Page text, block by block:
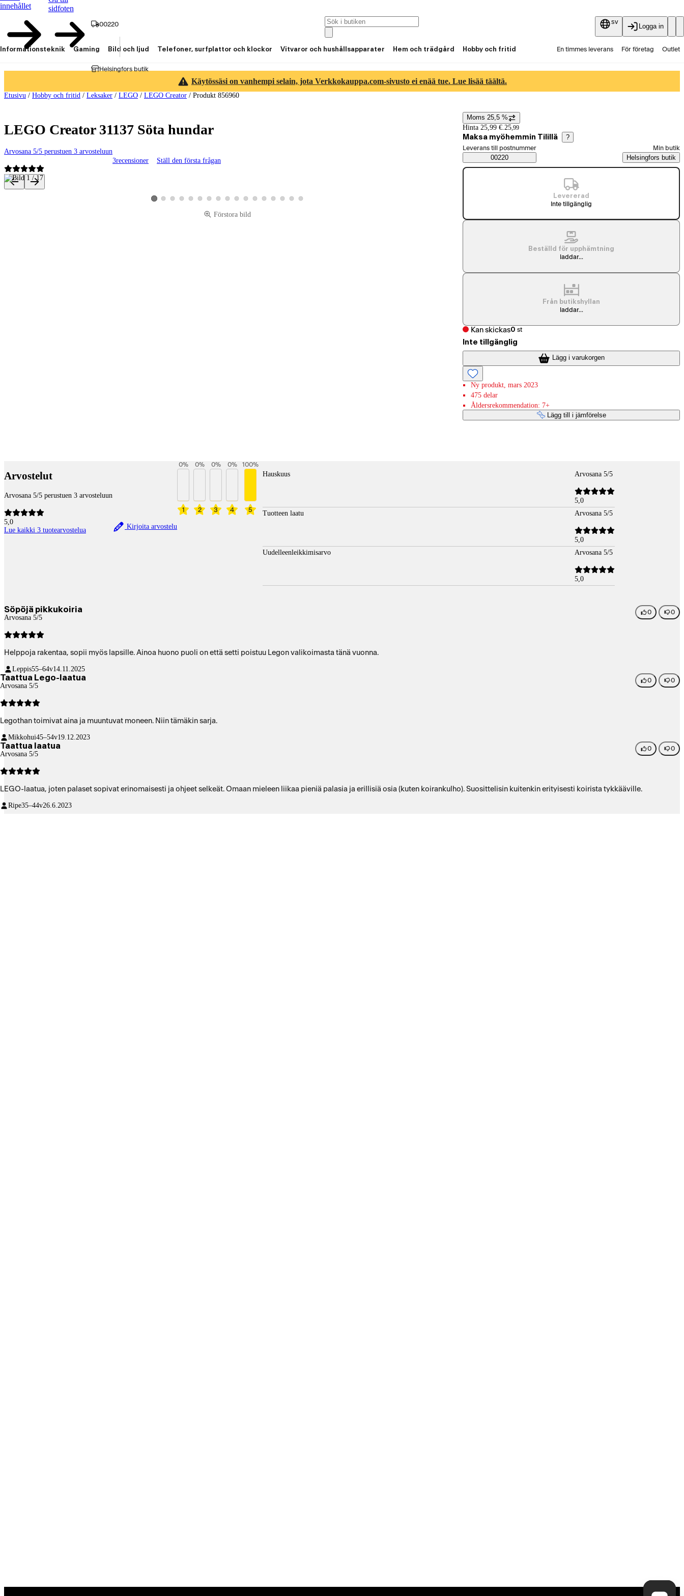
innehållet
sidfoten
00220
Helsingfors butik
sv
Logga in
Informationsteknik Gaming Bild och ljud Telefoner, surfplattor och klockor Vitvaror och hushållsapparater Hem och trädgård Hobby och fritid En timmes leverans För företag Outlet
Käytössäsi on vanhempi selain, jota Verkkokauppa.com-sivusto ei enää tue. Lue lisää täältä.
Etusivu / Hobby och fritid / Leksaker / LEGO / LEGO Creator / Produkt 856960
LEGO Creator 31137 Söta hundar
Arvosana 5/5 perustuen 3 arvosteluun
3recensioner Ställ den första frågan
Produktbilder och videor
Visa produktbild 1
Visa produktbild 2
Visa produktbild 3
Visa produktbild 4
Visa produktbild 5
Visa produktbild 6
Visa produktbild 7
Visa produktbild 8
Visa produktbild 9
Visa produktbild 10
Visa produktbild 11
Visa produktbild 12
Visa produktbild 13
Visa produktbild 14
Visa produktbild 15
Visa produktbild 16
Visa produktbild 17
Förstora bild
Prisinformation
Moms 25,5 %
Hinta 25,99 €. 25,99
Maksa myöhemmin Tilillä ?
Saatavuustiedot
Välj beställningssätt
Leverans till postnummer
00220
Min butik
Helsingfors butik
Levererad
Inte tillgänglig
Beställd för upphämtning
laddar...
Från butikshyllan
laddar...
Kan skickas0 st
Inte tillgänglig
Lägg i varukorgen
Ny produkt, mars 2023
475 delar
Åldersrekommendation: 7+
Lägg till i jämförelse
Arvostelut
Arvosana 5/5 perustuen 3 arvosteluun
5,0
Lue kaikki 3 tuotearvostelua
Kirjoita arvostelu
1
0%
2
0%
3
0%
4
0%
5
100%
Hauskuus Arvosana 5/5
5,0
Tuotteen laatu
Arvosana 5/5
5,0
Uudelleenleikkimisarvo
Arvosana 5/5
5,0
Söpöjä pikkukoiria
Arvosana 5/5
0 0
Helppoja rakentaa, sopii myös lapsille. Ainoa huono puoli on että setti poistuu Legon valikoimasta tänä vuonna.
Leppis55–64v14.11.2025
Taattua Lego-laatua
Arvosana 5/5
0 0
Legothan toimivat aina ja muuntuvat moneen. Niin tämäkin sarja.
Mikkohui45–54v19.12.2023
Taattua laatua
Arvosana 5/5
0 0
LEGO-laatua, joten palaset sopivat erinomaisesti ja ohjeet selkeät. Omaan mieleen liikaa pieniä palasia ja erillisiä osia (kuten koirankulho). Suosittelisin kuitenkin erityisesti koirista tykkääville.
Ripe35–44v26.6.2023